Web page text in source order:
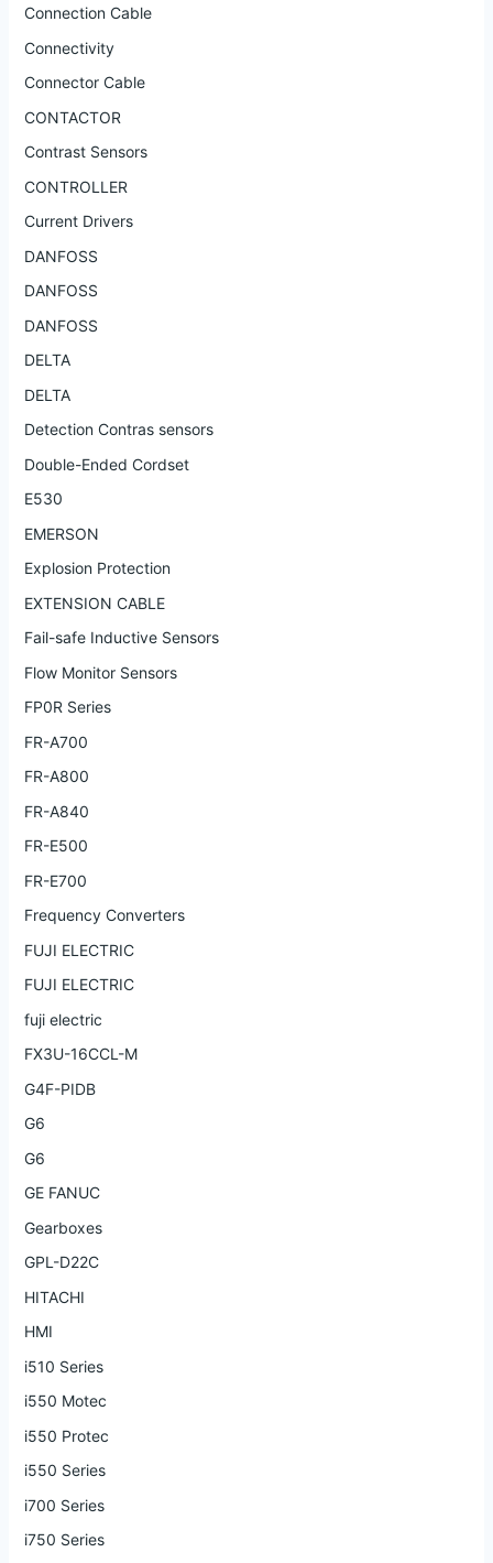
Connection Cable
Connectivity
Connector Cable
CONTACTOR
Contrast Sensors
CONTROLLER
Current Drivers
DANFOSS
DANFOSS
DANFOSS
DELTA
DELTA
Detection Contras sensors
Double-Ended Cordset
E530
EMERSON
Explosion Protection
EXTENSION CABLE
Fail-safe Inductive Sensors
Flow Monitor Sensors
FP0R Series
FR-A700
FR-A800
FR-A840
FR-E500
FR-E700
Frequency Converters
FUJI ELECTRIC
FUJI ELECTRIC
fuji electric
FX3U-16CCL-M
G4F-PIDB
G6
G6
GE FANUC
Gearboxes
GPL-D22C
HITACHI
HMI
i510 Series
i550 Motec
i550 Protec
i550 Series
i700 Series
i750 Series